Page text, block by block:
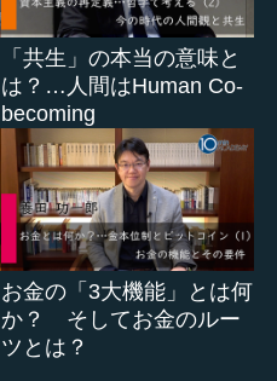
「共生」の本当の意味と
は？…人間はHuman Co-
becoming
お金の「3大機能」とは何
か？ そしてお金のルー
ツとは？